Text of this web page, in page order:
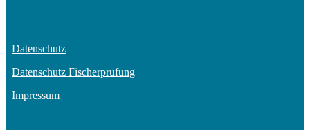
Datenschutz
Datenschutz Fischerprüfung
Impressum